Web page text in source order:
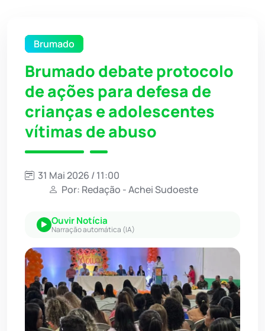
Brumado
Brumado debate protocolo
de ações para defesa de
crianças e adolescentes
vítimas de abuso
31 Mai 2026 / 11:00
Por: Redação - Achei Sudoeste
Ouvir Notícia
Narração automática (IA)